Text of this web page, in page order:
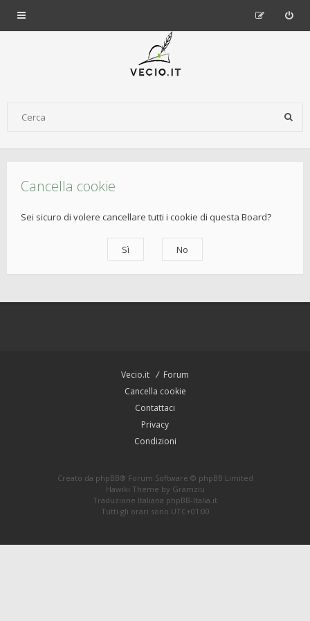
Cancella cookie
Sei sicuro di volere cancellare tutti i cookie di questa Board?
Vecio.it
Forum
Cancella cookie
Contattaci
Privacy
Condizioni
Creato da phpBB® Forum Software © phpBB Limited
Hawiki Theme by Gramziu
Traduzione Italiana phpBB-Italia.it
Tutti gli orari sono UTC+01:00